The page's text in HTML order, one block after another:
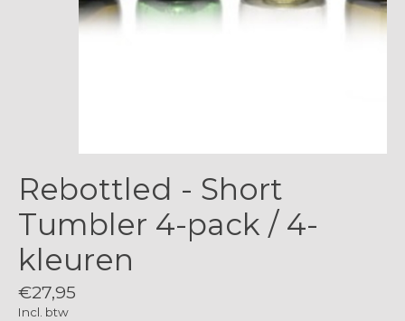
Rebottled - Short
Tumbler 4-pack / 4-
kleuren
€27,95
Incl. btw